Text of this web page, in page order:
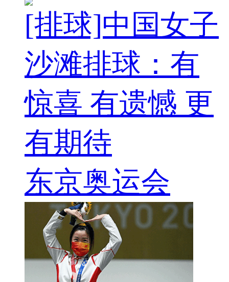
[排球]中国女子
沙滩排球：有
惊喜 有遗憾 更
有期待
东京奥运会